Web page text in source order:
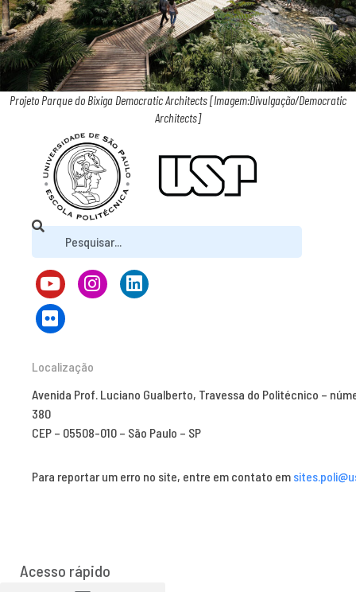
Projeto Parque do Bixiga Democratic Architects [Imagem:Divulgação/Democratic
Architects]
Localização
Avenida Prof. Luciano Gualberto, Travessa do Politécnico –
380
CEP – 05508-010 – São Paulo – SP
Para reportar um erro no site, entre em contato em
Acesso rápido